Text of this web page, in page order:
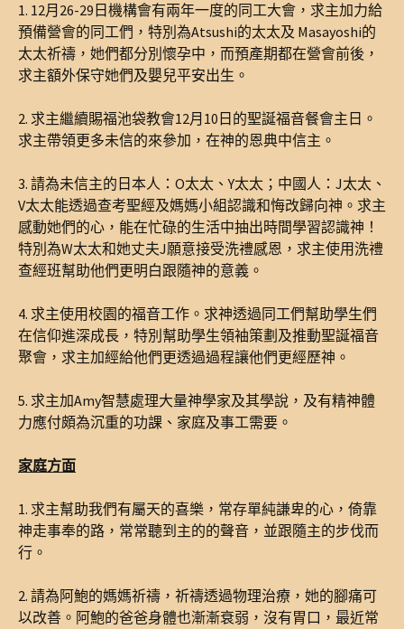
1. 12月26-29日機構會有兩年一度的同工大會，求主加力給
預備營會的同工們，特別為Atsushi的太太及 Masayoshi的
太太祈禱，她們都分別懷孕中，而預產期都在營會前後，
求主額外保守她們及嬰兒平安出生。
2. 求主繼續賜福池袋教會12月10日的聖誕福音餐會主日。
求主帶領更多未信的來參加，在神的恩典中信主。
3. 請為未信主的日本人：O太太、Y太太；中國人：J太太、
V太太能透過查考聖經及媽媽小組認識和悔改歸向神。求主
感動她們的心，能在忙碌的生活中抽出時間學習認識神！
特別為W太太和她丈夫J願意接受洗禮感恩，求主使用洗禮
查經班幫助他們更明白跟隨神的意義。
4. 求主使用校園的福音工作。求神透過同工們幫助學生們
在信仰進深成長，特別幫助學生領袖策劃及推動聖誕福音
聚會，求主加經給他們更透過過程讓他們更經歷神。
5. 求主加Amy智慧處理大量神學家及其學說，及有精神體
力應付頗為沉重的功課、家庭及事工需要。
家庭方面
1. 求主幫助我們有屬天的喜樂，常存單純謙卑的心，倚靠
神走事奉的路，常常聽到主的的聲音，並跟隨主的步伐而
行。
2. 請為阿鮑的媽媽祈禱，祈禱透過物理治療，她的腳痛可
以改善。阿鮑的爸爸身體也漸漸衰弱，沒有胃口，最近常